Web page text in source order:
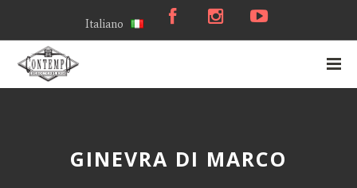
Italiano
GINEVRA DI MARCO